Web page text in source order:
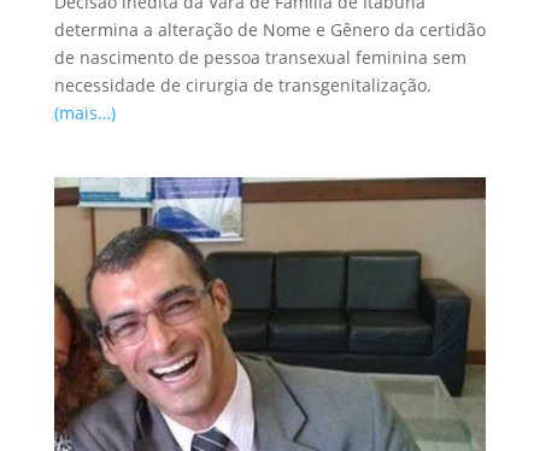
determina a alteração de Nome e Gênero da certidão
de nascimento de pessoa transexual feminina sem
necessidade de cirurgia de transgenitalização.
(mais…)